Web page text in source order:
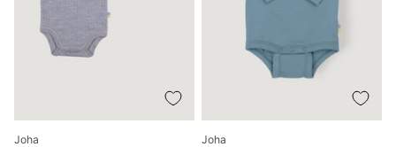
Producător
Joha Producător
Joha